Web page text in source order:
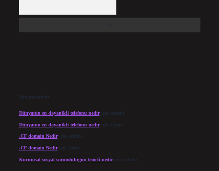
Son yorumlar
Dünyanin en dayanikli telefonu nediriçin admin
Dünyanin en dayanikli telefonu nediriçin Cesur
.CF domain Nediriçin admin
.CF domain Nediriçin Merve
Kurumsal sosyal sorumluluğun temeli nediriçin admin